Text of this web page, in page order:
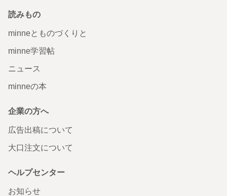
読みもの
minneとものづくりと
minne学習帖
ニュース
minneの本
企業の方へ
広告出稿について
大口注文について
ヘルプセンター
お知らせ